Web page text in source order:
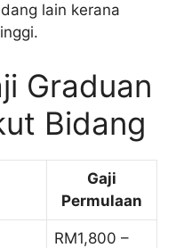
lain kerana
Graduan
Bidang
Gaji
Permulaan
RM1,800 –